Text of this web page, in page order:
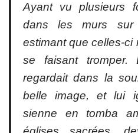
Ayant vu plusieurs
dans les murs sur
estimant que celles-ci
se faisant tromper.
regardait dans la
belle image, et lui
sienne en tomba